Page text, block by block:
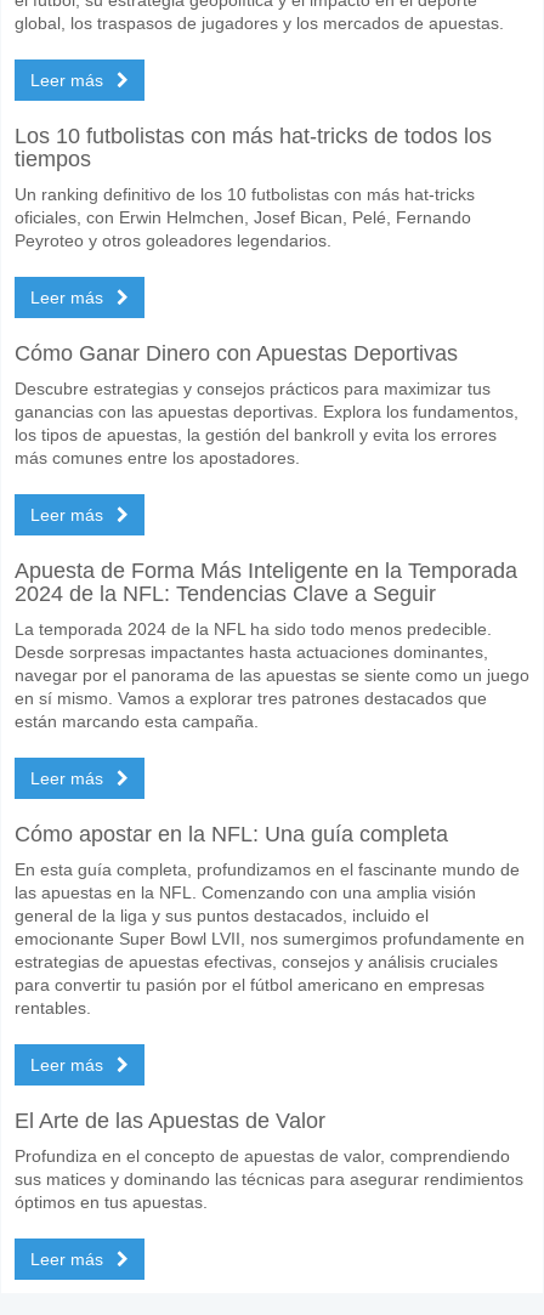
Sí para Ambos Equipos Marcan, con un porcentaje de 57%.
Cuál es el pronóstico de resultado correcto para SV
En el lado arriesgado, puede probar el Resultado Correcto de 2-1
global, los traspasos de jugadores y los mercados de apuestas.
Leer más
Los 10 futbolistas con más hat-tricks de todos los
tiempos
Un ranking definitivo de los 10 futbolistas con más hat-tricks
oficiales, con Erwin Helmchen, Josef Bican, Pelé, Fernando
Peyroteo y otros goleadores legendarios.
Leer más
Cómo Ganar Dinero con Apuestas Deportivas
Descubre estrategias y consejos prácticos para maximizar tus
ganancias con las apuestas deportivas. Explora los fundamentos,
los tipos de apuestas, la gestión del bankroll y evita los errores
más comunes entre los apostadores.
Leer más
Apuesta de Forma Más Inteligente en la Temporada
2024 de la NFL: Tendencias Clave a Seguir
La temporada 2024 de la NFL ha sido todo menos predecible.
Desde sorpresas impactantes hasta actuaciones dominantes,
navegar por el panorama de las apuestas se siente como un juego
en sí mismo. Vamos a explorar tres patrones destacados que
están marcando esta campaña.
Leer más
Cómo apostar en la NFL: Una guía completa
En esta guía completa, profundizamos en el fascinante mundo de
las apuestas en la NFL. Comenzando con una amplia visión
general de la liga y sus puntos destacados, incluido el
emocionante Super Bowl LVII, nos sumergimos profundamente en
estrategias de apuestas efectivas, consejos y análisis cruciales
para convertir tu pasión por el fútbol americano en empresas
rentables.
Leer más
El Arte de las Apuestas de Valor
Profundiza en el concepto de apuestas de valor, comprendiendo
sus matices y dominando las técnicas para asegurar rendimientos
óptimos en tus apuestas.
Leer más